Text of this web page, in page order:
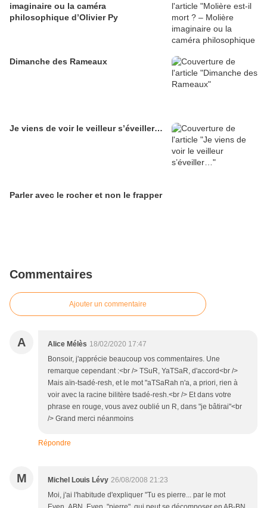
imaginaire ou la caméra
philosophique d’Olivier Py
Dimanche des Rameaux
Je viens de voir le veilleur s’éveiller…
Parler avec le rocher et non le frapper
Commentaires
Ajouter un commentaire
A Alice Mélès 18/02/2020 17:47
Bonsoir, j'apprécie beaucoup vos commentaires. Une
remarque cependant :<br /> TSuR, YaTSaR, d'accord<br />
Mais aïn-tsadé-resh, et le mot "aTSaRah n'a, a priori, rien à
voir avec la racine bilitère tsadé-resh.<br /> Et dans votre
phrase en rouge, vous avez oublié un R, dans "je bâtirai"<br
/> Grand merci néanmoins
Répondre
M Michel Louis Lévy 26/08/2008 21:23
Moi, j'ai l'habitude d'expliquer "Tu es pierre... par le mot